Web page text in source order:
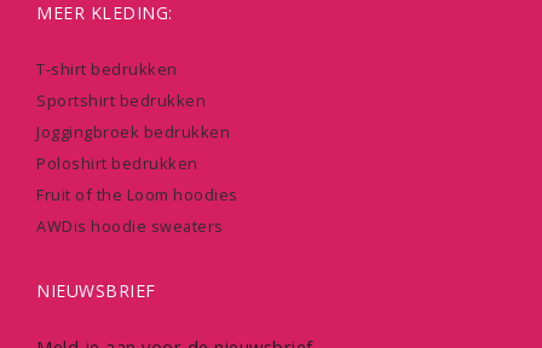
MEER KLEDING:
T-shirt bedrukken
Sportshirt bedrukken
Joggingbroek bedrukken
Poloshirt bedrukken
Fruit of the Loom hoodies
AWDis hoodie sweaters
NIEUWSBRIEF